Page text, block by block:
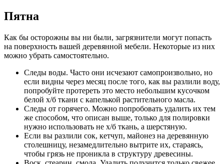
Пятна
Как бы осторожны вы ни были, загрязнители могут попасть
на поверхность вашей деревянной мебели. Некоторые из них
можно убрать самостоятельно.
Следы воды. Часто они исчезают самопроизвольно, но
если видны через месяц после того, как вы разлили воду,
попробуйте протереть это место небольшим кусочком
белой х/б ткани с капелькой растительного масла.
Следы от горячего. Можно попробовать удалить их тем
же способом, что описан выше, только для полировки
нужно использовать не х/б ткань, а шерстяную.
Если вы разлили сок, кетчуп, майонез на деревянную
столешницу, незамедлительно вытрите их, стараясь,
чтобы грязь не проникла в структуру древесины.